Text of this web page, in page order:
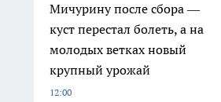
Мичурину после сбора —
куст перестал болеть, а на
молодых ветках новый
крупный урожай
12:00